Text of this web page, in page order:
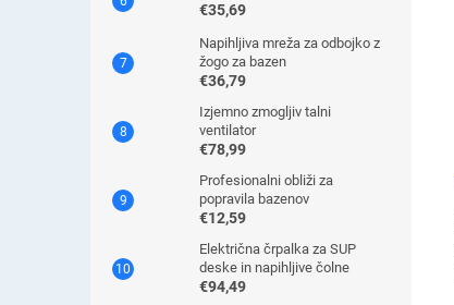
€35,69
Napihljiva mreža za odbojko z
žogo za bazen
€36,79
Izjemno zmogljiv talni
ventilator
€78,99
Profesionalni obliži za
popravila bazenov
€12,59
Električna črpalka za SUP
deske in napihljive čolne
€94,49